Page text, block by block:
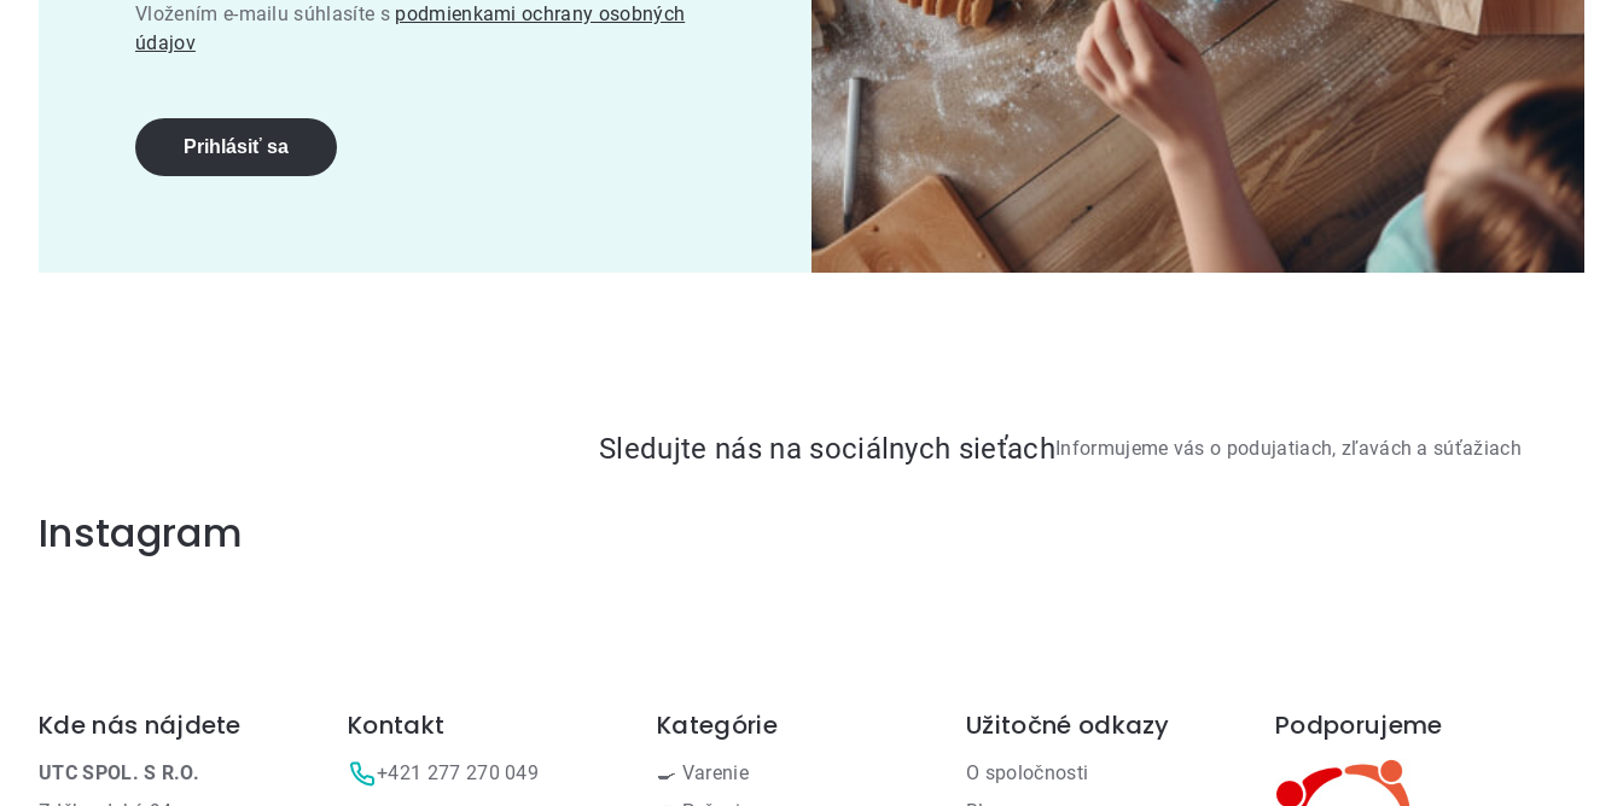
Vložením e-mailu súhlasíte s podmienkami ochrany osobných
údajov
Prihlásiť sa
Sledujte nás na sociálnych sieťachInformujeme vás o podujatiach, zľavách a súťažiach
Instagram
Zápätie
Kde nás nájdete
UTC SPOL. S R.O.
Kontakt
+421 277 270 049
Preskočiť
Kategórie
🍳 Varenie
Užitočné odkazy
O spoločnosti
Podporujeme